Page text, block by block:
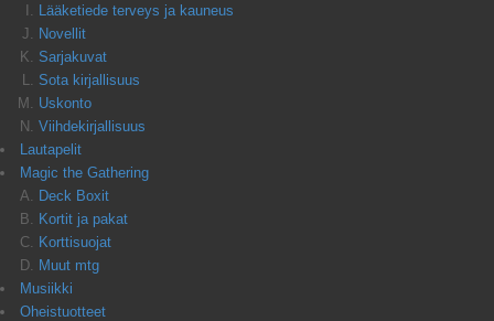
Lääketiede terveys ja kauneus
Novellit
Sarjakuvat
Sota kirjallisuus
Uskonto
Viihdekirjallisuus
Lautapelit
Magic the Gathering
Deck Boxit
Kortit ja pakat
Korttisuojat
Muut mtg
Musiikki
Oheistuotteet